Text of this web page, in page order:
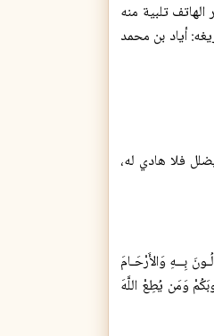
- عبر الهاتف تلبية منه
أياد بن محمد
فلا هادي له،
بِــهِ وَالأَرْحَـامَ
ذُنُوبَكُمْ وَمَن يُطِعْ اللَّهَ